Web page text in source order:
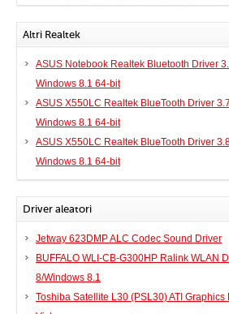
Altri Realtek
ASUS Notebook Realtek Bluetooth Driver
Windows 8.1 64-bit
ASUS X550LC Realtek BlueTooth Driver
Windows 8.1 64-bit
ASUS X550LC Realtek BlueTooth Driver
Windows 8.1 64-bit
Driver aleatori
Jetway 623DMP ALC Codec Sound Driver
BUFFALO WLI-CB-G300HP Ralink WLAN
8/Windows 8.1
Toshiba Satellite L30 (PSL30) ATI